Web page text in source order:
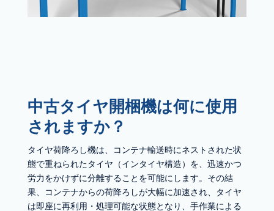
中古タイヤ開梱機は何に使用
されますか？
タイヤ荷降ろし機は、コンテナ輸送時にネストされた状
態で重ねられたタイヤ（インタイヤ構造）を、迅速かつ
労力をかけずに分離することを可能にします。その結
果、コンテナからの荷降ろしが大幅に加速され、タイヤ
は即座に再利用・処理可能な状態となり、手作業による